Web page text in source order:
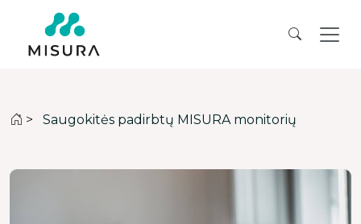
> Saugokitės padirbtų MISURA monitorių